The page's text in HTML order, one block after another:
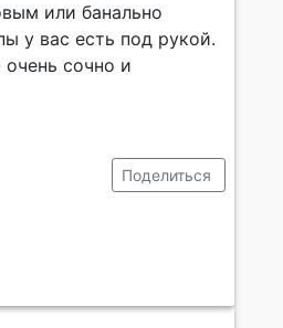
или банально
у вас есть под рукой.
сочно и
Поделиться